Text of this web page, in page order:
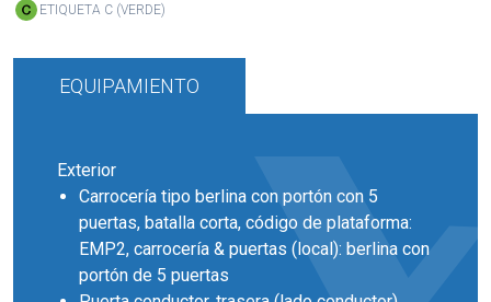
ETIQUETA C (VERDE)
EQUIPAMIENTO
Exterior
Carrocería tipo berlina con portón con 5
puertas, batalla corta, código de plataforma:
EMP2, carrocería & puertas (local): berlina con
portón de 5 puertas